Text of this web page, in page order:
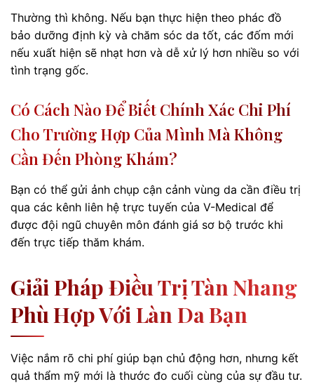
Thường thì không. Nếu bạn thực hiện theo phác đồ
bảo dưỡng định kỳ và chăm sóc da tốt, các đốm mới
nếu xuất hiện sẽ nhạt hơn và dễ xử lý hơn nhiều so với
tình trạng gốc.
Có Cách Nào Để Biết Chính Xác Chi Phí
Cho Trường Hợp Của Mình Mà Không
Cần Đến Phòng Khám?
Bạn có thể gửi ảnh chụp cận cảnh vùng da cần điều trị
qua các kênh liên hệ trực tuyến của V-Medical để
được đội ngũ chuyên môn đánh giá sơ bộ trước khi
đến trực tiếp thăm khám.
Giải Pháp Điều Trị Tàn Nhang
Phù Hợp Với Làn Da Bạn
Việc nắm rõ chi phí giúp bạn chủ động hơn, nhưng kết
quả thẩm mỹ mới là thước đo cuối cùng của sự đầu tư.